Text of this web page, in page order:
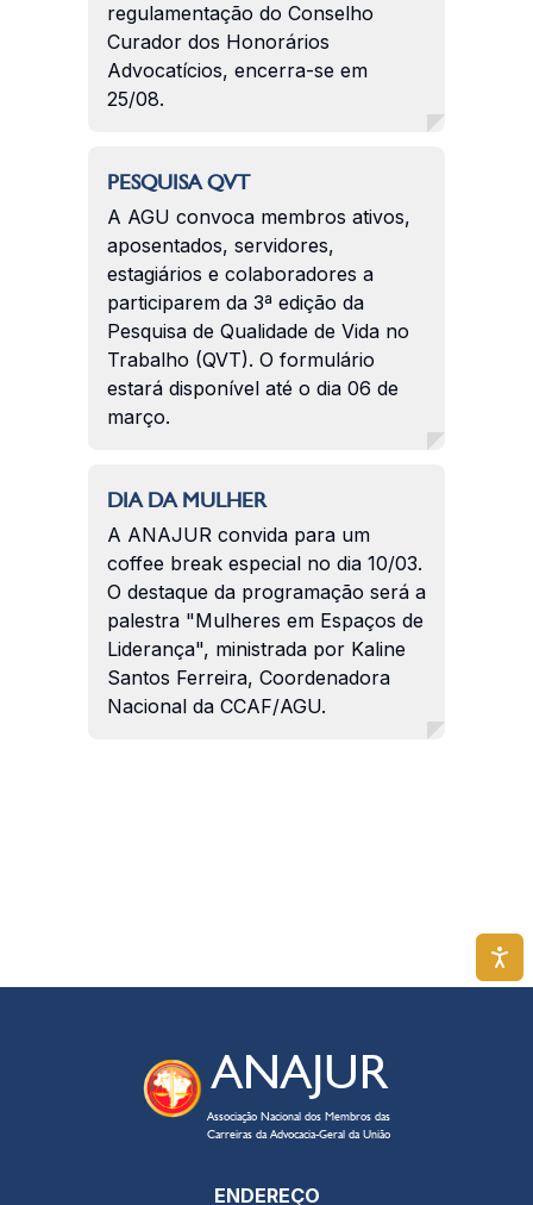
regulamentação do Conselho
Curador dos Honorários
Advocatícios, encerra-se em
25/08.
PESQUISA QVT
A AGU convoca membros ativos,
aposentados, servidores,
estagiários e colaboradores a
participarem da 3ª edição da
Pesquisa de Qualidade de Vida no
Trabalho (QVT). O formulário
estará disponível até o dia 06 de
março.
DIA DA MULHER
A ANAJUR convida para um
coffee break especial no dia 10/03.
O destaque da programação será a
palestra "Mulheres em Espaços de
Liderança", ministrada por Kaline
Santos Ferreira, Coordenadora
Nacional da CCAF/AGU.
ANAJUR
Associação Nacional dos Membros das
Carreiras da Advocacia-Geral da União
ENDEREÇO